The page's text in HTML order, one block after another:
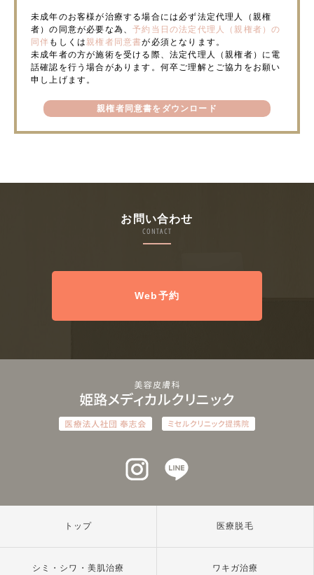
未成年のお客様が治療する場合には必ず法定代理人（親権
者）の同意が必要な為、予約当日の法定代理人（親権者）の
同伴 もしくは 親権者同意書が必須となります。
未成年者の方が施術を受ける際、法定代理人（親権者）に電
話確認を行う場合があります。何卒ご理解とご協力をお願い
申し上げます。
親権者同意書をダウンロード
お問い合わせ
CONTACT
Web予約
インスタグラム
トップ 医療脱毛
シミ・シワ・美肌治療 ワキガ治療